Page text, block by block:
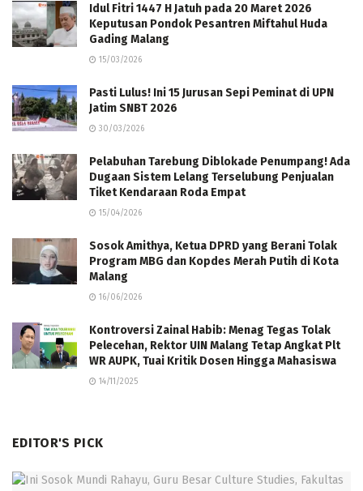
Idul Fitri 1447 H Jatuh pada 20 Maret 2026
Keputusan Pondok Pesantren Miftahul Huda
Gading Malang
15/03/2026
Pasti Lulus! Ini 15 Jurusan Sepi Peminat di UPN
Jatim SNBT 2026
30/03/2026
Pelabuhan Tarebung Diblokade Penumpang! Ada
Dugaan Sistem Lelang Terselubung Penjualan
Tiket Kendaraan Roda Empat
15/04/2026
Sosok Amithya, Ketua DPRD yang Berani Tolak
Program MBG dan Kopdes Merah Putih di Kota
Malang
16/06/2026
Kontroversi Zainal Habib: Menag Tegas Tolak
Pelecehan, Rektor UIN Malang Tetap Angkat Plt
WR AUPK, Tuai Kritik Dosen Hingga Mahasiswa
14/11/2025
EDITOR'S PICK